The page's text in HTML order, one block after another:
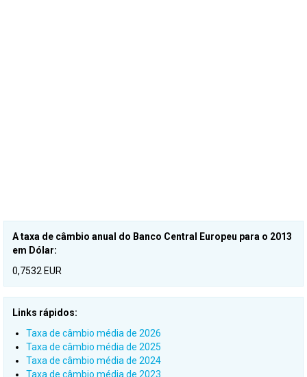
A taxa de câmbio anual do Banco Central Europeu para o 2013
em Dólar:
0,7532 EUR
Links rápidos:
Taxa de câmbio média de 2026
Taxa de câmbio média de 2025
Taxa de câmbio média de 2024
Taxa de câmbio média de 2023